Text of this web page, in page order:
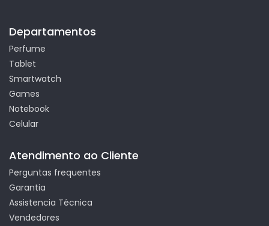
Departamentos
Perfume
Tablet
Smartwatch
Games
Notebook
Celular
Atendimento ao Cliente
Perguntas frequentes
Garantia
Assistencia Técnica
Vendedores